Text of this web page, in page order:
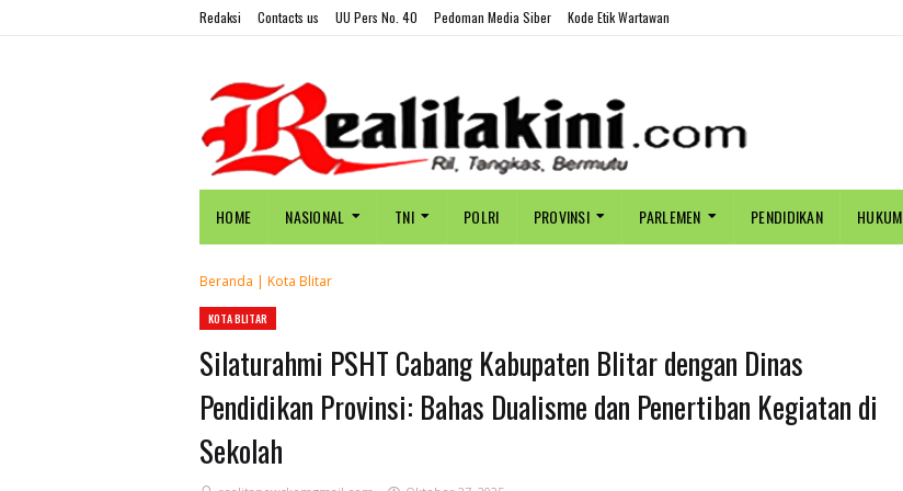
Redaksi Contacts us UU Pers No. 40 Pedoman Media Siber Kode Etik Wartawan
HOME NASIONAL TNI POLRI PROVINSI PARLEMEN PENDIDIKAN HUKUM
Beranda | Kota Blitar
KOTA BLITAR
Silaturahmi PSHT Cabang Kabupaten Blitar dengan Dinas
Pendidikan Provinsi: Bahas Dualisme dan Penertiban Kegiatan di
Sekolah